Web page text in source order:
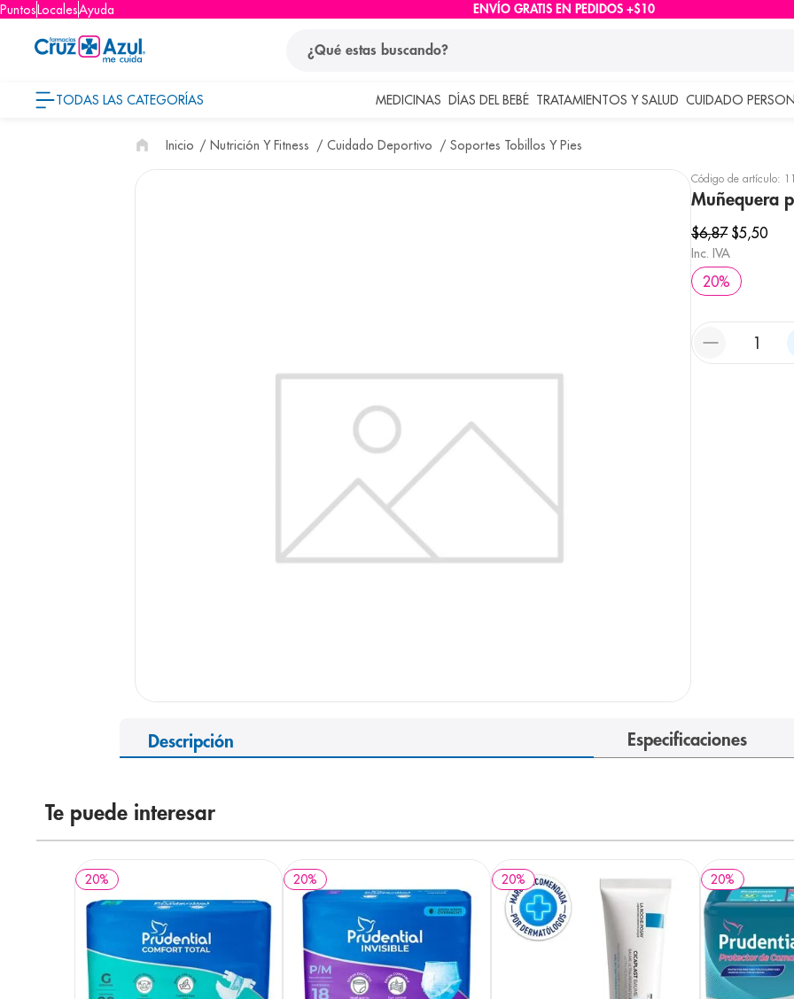
PuntosLocalesAyuda ENVÍO GRATIS EN PEDIDOS +$10
TODAS LAS CATEGORÍAS MEDICINAS DÍAS DEL BEBÉ TRATAMIENTOS Y SALUD CUIDADO
Nutrición Y Fitness Cuidado Deportivo Soportes Tobillos Y Pies
Código de artículo:
Muñequera
$6,87 $5,50
Inc. IVA
20%
Descripción Especificaciones
Te puede interesar
20% 20% 20% 20%
términos más buscados
1 . protector solar